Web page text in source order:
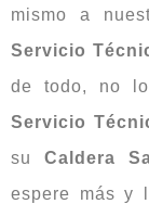
mismo a
Servicio
de todo, no lo
Servicio
su Caldera
espere más y